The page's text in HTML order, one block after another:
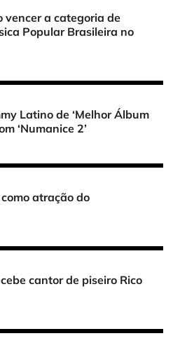
vencer a categoria de
Popular Brasileira no
Latino de ‘Melhor Álbum
‘Numanice 2’
atração do
cantor de piseiro Rico